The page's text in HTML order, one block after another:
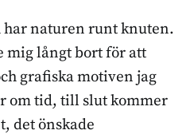
har naturen runt knuten.
mig långt bort för att
grafiska motiven jag
om tid, till slut kommer
det önskade